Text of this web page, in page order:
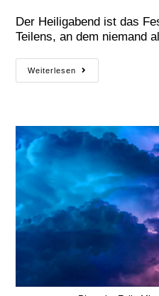
Der Heiligabend ist das
Teilens, an dem niemand
Weiterlesen